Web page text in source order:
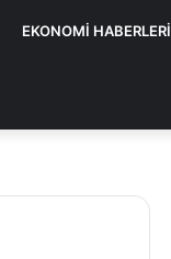
EKONOMİ HABERLERİ